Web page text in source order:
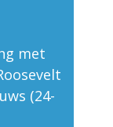
met
(24-